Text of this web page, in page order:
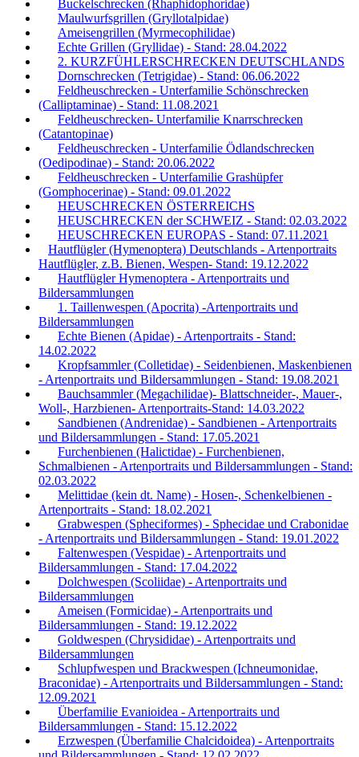
Buckelschrecken (Rhaphidophoridae)
Maulwurfsgrillen (Gryllotalpidae)
Ameisengrillen (Myrmecophilidae)
Echte Grillen (Gryllidae) - Stand: 28.04.2022
2. KURZFÜHLERSCHRECKEN DEUTSCHLANDS
Dornschrecken (Tetrigidae) - Stand: 06.06.2022
Feldheuschrecken - Unterfamilie Schönschrecken
(Calliptaminae) - Stand: 11.08.2021
Feldheuschrecken- Unterfamilie Knarrschrecken
(Catantopinae)
Feldheuschrecken - Unterfamilie Ödlandschrecken
(Oedipodinae) - Stand: 20.06.2022
Feldheuschrecken - Unterfamilie Grashüpfer
(Gomphocerinae) - Stand: 09.01.2022
HEUSCHRECKEN ÖSTERREICHS
HEUSCHRECKEN der SCHWEIZ - Stand: 02.03.2022
HEUSCHRECKEN EUROPAS - Stand: 07.11.2021
Hautflügler (Hymenoptera) Deutschlands - Artenportraits
Hautflügler, z.B. Bienen, Wespen- Stand: 19.12.2022
Hautflügler Hymenoptera - Artenportraits und
Bildersammlungen
1. Taillenwespen (Apocrita) -Artenportraits und
Bildersammlungen
Echte Bienen (Apidae) - Artenportraits - Stand:
14.02.2022
Kropfsammler (Colletidae) - Seidenbienen, Maskenbienen
- Artenportraits und Bildersammlungen - Stand: 19.08.2021
Bauchsammler (Megachilidae)- Blattschneider-, Mauer-,
Woll-, Harzbienen- Artenportraits-Stand: 14.03.2022
Sandbienen (Andrenidae) - Sandbienen - Artenportraits
und Bildersammlungen - Stand: 17.05.2021
Furchenbienen (Halictidae) - Furchenbienen,
Schmalbienen - Artenportraits und Bildersammlungen - Stand:
02.03.2022
Melittidae (kein dt. Name) - Hosen-, Schenkelbienen -
Artenportraits - Stand: 18.02.2021
Grabwespen (Spheciformes) - Sphecidae und Crabonidae
- Artenportraits und Bildersammlungen - Stand: 19.01.2022
Faltenwespen (Vespidae) - Artenportraits und
Bildersammlungen - Stand: 17.04.2022
Dolchwespen (Scoliidae) - Artenportraits und
Bildersammlungen
Ameisen (Formicidae) - Artenportraits und
Bildersammlungen - Stand: 19.12.2022
Goldwespen (Chrysididae) - Artenportraits und
Bildersammlungen
Schlupfwespen und Brackwespen (Ichneumonidae,
Braconidae) - Artenportraits und Bildersammlungen - Stand:
12.09.2021
Überfamilie Evanioidea - Artenportraits und
Bildersammlungen - Stand: 15.12.2022
Erzwespen (Überfamilie Chalcidoidea) - Artenportraits